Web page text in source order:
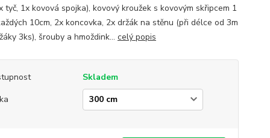
tyč, 1x kovová spojka), kovový kroužek s kovovým skřipcem 1
10cm, 2x koncovka, 2x držák na stěnu (při délce od 3m
3ks), šrouby a hmoždink... celý popis
Skladem